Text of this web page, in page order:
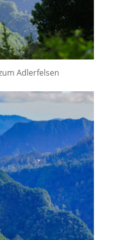
Adlerfelsen